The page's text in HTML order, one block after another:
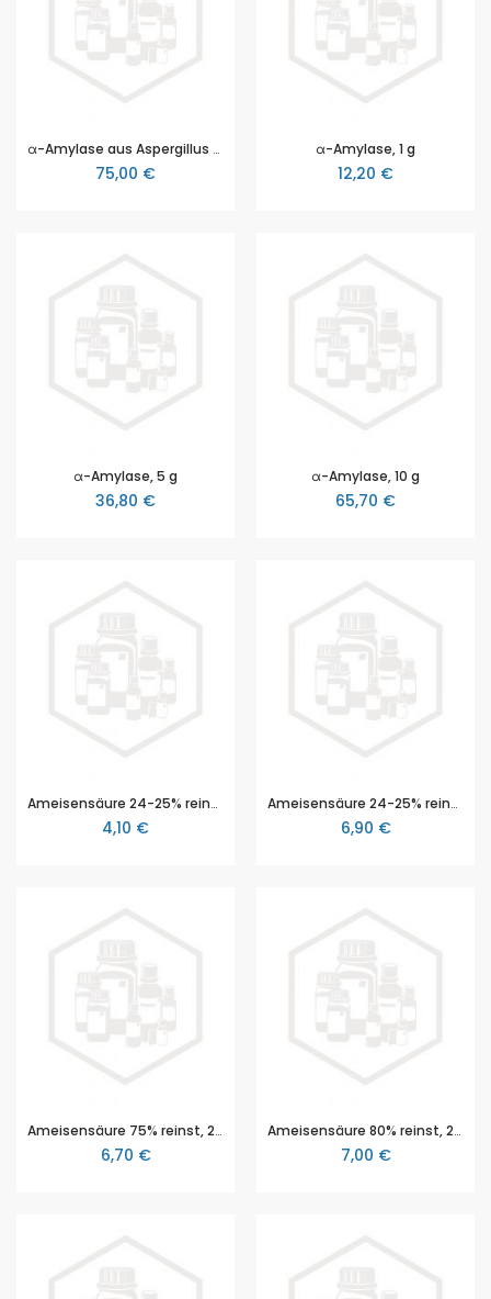
α-Amylase aus Aspergillus oryzae, 25 U/mg, 10 g
75,00 €
α-Amylase, 1 g
12,20 €
α-Amylase, 5 g
36,80 €
α-Amylase, 10 g
65,70 €
Ameisensäure 24-25% reinst, 100 ml
4,10 €
Ameisensäure 24-25% reinst, 250 ml
6,90 €
Ameisensäure 75% reinst, 250 ml
6,70 €
Ameisensäure 80% reinst, 250 ml
7,00 €